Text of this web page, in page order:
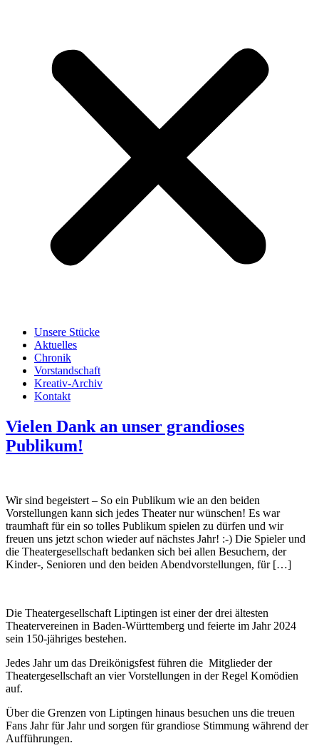
Unsere Stücke
Aktuelles
Chronik
Vorstandschaft
Kreativ-Archiv
Kontakt
Vielen Dank an unser grandioses
Publikum!
Wir sind begeistert – So ein Publikum wie an den beiden
Vorstellungen kann sich jedes Theater nur wünschen! Es war
traumhaft für ein so tolles Publikum spielen zu dürfen und wir
freuen uns jetzt schon wieder auf nächstes Jahr! :-) Die Spieler und
die Theatergesellschaft bedanken sich bei allen Besuchern, der
Kinder-, Senioren und den beiden Abendvorstellungen, für […]
Die Theatergesellschaft Liptingen ist einer der drei ältesten
Theatervereinen in Baden-Württemberg und feierte im Jahr 2024
sein 150-jähriges bestehen.
Jedes Jahr um das Dreikönigsfest führen die Mitglieder der
Theatergesellschaft an vier Vorstellungen in der Regel Komödien
auf.
Über die Grenzen von Liptingen hinaus besuchen uns die treuen
Fans Jahr für Jahr und sorgen für grandiose Stimmung während der
Aufführungen.